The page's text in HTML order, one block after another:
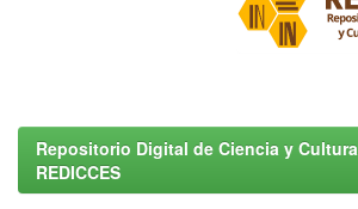
Repositorio Digital de Ciencia y
REDICCES